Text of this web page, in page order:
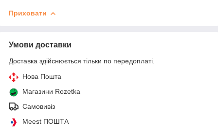
Приховати
Умови доставки
Доставка здійснюється тільки по передоплаті.
Нова Пошта
Магазини Rozetka
Самовивіз
Meest ПОШТА